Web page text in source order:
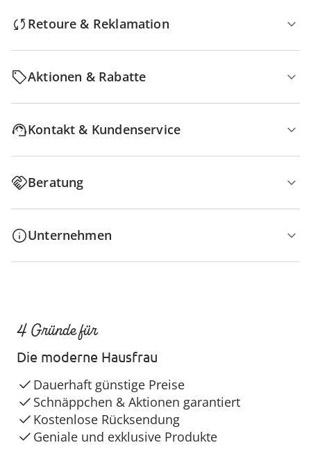
Retoure & Reklamation
Aktionen & Rabatte
Kontakt & Kundenservice
Beratung
Unternehmen
4 Gründe für
Die moderne Hausfrau
Dauerhaft günstige Preise
Schnäppchen & Aktionen garantiert
Kostenlose Rücksendung
Geniale und exklusive Produkte